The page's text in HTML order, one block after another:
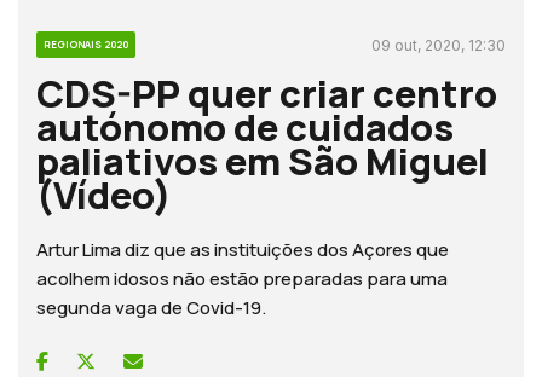
REGIONAIS 2020 09 out, 2020, 12:30
CDS-PP quer criar centro
autónomo de cuidados
paliativos em São Miguel
(Vídeo)
Artur Lima diz que as instituições dos Açores que
acolhem idosos não estão preparadas para uma
segunda vaga de Covid-19.